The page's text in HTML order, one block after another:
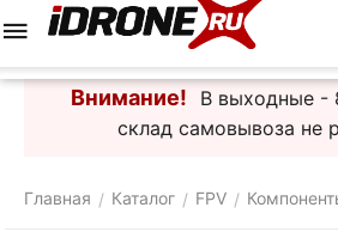
Внимание!
В выходные -
склад самовывоза не
Главная / Каталог / FPV /
Корзина